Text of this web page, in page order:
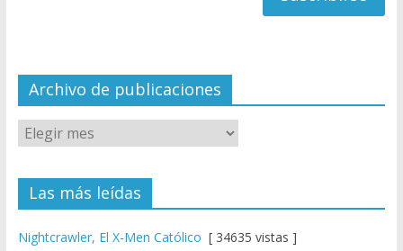
el
Archivo de publicaciones
Las más leídas
Nightcrawler, El X-Men Católico [ 34635 vistas ]